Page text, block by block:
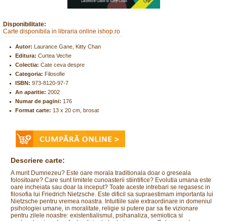
Disponibilitate:
Carte disponibila in libraria online ishop.ro
Autor: Laurance Gane, Kitty Chan
Editura: Curtea Veche
Colectia: Cate ceva despre
Categoria: Filosofie
ISBN: 973-8120-97-7
An aparitie: 2002
Numar de pagini: 176
Format carte: 13 x 20 cm, brosat
Descriere carte:
A murit Dumnezeu? Este oare morala traditionala doar o greseala
folositoare? Care sunt limitele cunoasterii stiintifice? Evolutia umana este
oare incheiata sau doar la inceput? Toate aceste intrebari se regasesc in
filosofia lui Friedrich Nietzsche. Este dificil sa supraestimam importanta lui
Nietzsche pentru vremea noastra. Intuitiile sale extraordinare in domeniul
psihologiei umane, in moralitate, religie si putere par sa fie vizionare
pentru zilele noastre: existentialismul, psihanaliza, semiotica si